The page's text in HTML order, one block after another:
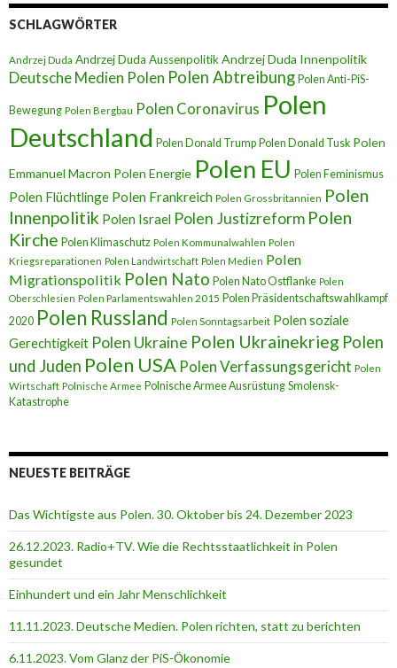
SCHLAGWÖRTER
Andrzej Duda Andrzej Duda AussenpolitikAndrzej Duda Innenpolitik
Deutsche Medien Polen Polen Abtreibung Polen Anti-PiS-
Bewegung Polen Bergbau Polen Coronavirus Polen
Deutschland Polen Donald Trump Polen Donald Tusk Polen
Emmanuel Macron Polen Energie Polen EU Polen Feminismus
Polen Flüchtlinge Polen Frankreich Polen Grossbritannien Polen
Innenpolitik Polen Israel Polen Justizreform Polen
Kirche Polen Klimaschutz Polen Kommunalwahlen Polen
Kriegsreparationen Polen Landwirtschaft Polen Medien Polen
Migrationspolitik Polen Nato Polen Nato Ostflanke Polen
Oberschlesien Polen Parlamentswahlen 2015 Polen Präsidentschaftswahlkampf
2020 Polen Russland Polen Sonntagsarbeit Polen soziale
Gerechtigkeit Polen Ukraine Polen Ukrainekrieg Polen
und Juden Polen USA Polen Verfassungsgericht Polen
Wirtschaft Polnische Armee Polnische Armee Ausrüstung Smolensk-
Katastrophe
NEUESTE BEITRÄGE
Das Wichtigste aus Polen. 30. Oktober bis 24. Dezember 2023
26.12.2023. Radio+TV. Wie die Rechtsstaatlichkeit in Polen
gesundet
Einhundert und ein Jahr Menschlichkeit
11.11.2023. Deutsche Medien. Polen richten, statt zu berichten
6.11.2023. Vom Glanz der PiS-Ӧkonomie